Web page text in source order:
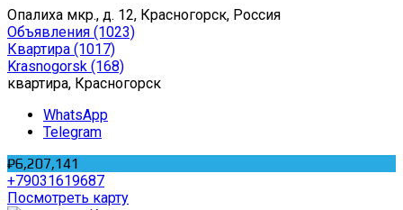
Опалиха мкр., д. 12, Красногорск, Россия
Объявления (1023)
Квартира (1017)
Krasnogorsk (168)
квартира, Красногорск
WhatsApp
Telegram
₽6,207,141
+79031619687
Посмотреть карту